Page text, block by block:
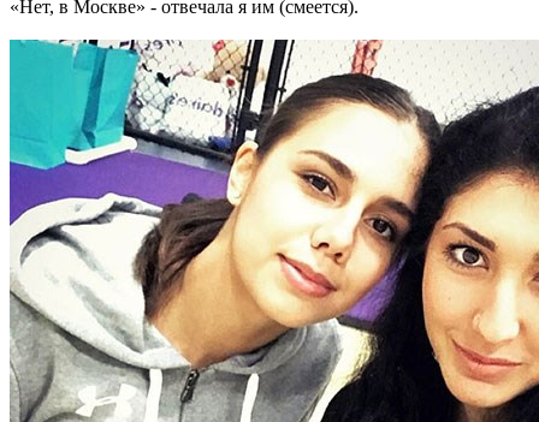
«Нет, в Москве» - отвечала я им (смеется).